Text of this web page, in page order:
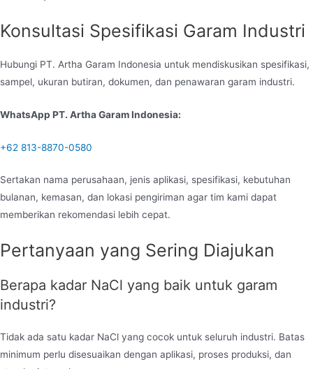
Konsultasi Spesifikasi Garam Industri
Hubungi PT. Artha Garam Indonesia untuk mendiskusikan spesifikasi,
sampel, ukuran butiran, dokumen, dan penawaran garam industri.
WhatsApp PT. Artha Garam Indonesia:
+62 813-8870-0580
Sertakan nama perusahaan, jenis aplikasi, spesifikasi, kebutuhan
bulanan, kemasan, dan lokasi pengiriman agar tim kami dapat
memberikan rekomendasi lebih cepat.
Pertanyaan yang Sering Diajukan
Berapa kadar NaCl yang baik untuk garam
industri?
Tidak ada satu kadar NaCl yang cocok untuk seluruh industri. Batas
minimum perlu disesuaikan dengan aplikasi, proses produksi, dan